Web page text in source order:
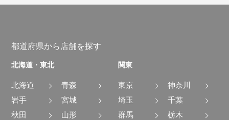
都道府県から店舗を探す
北海道・東北
北海道
青森
岩手
宮城
秋田
山形
関東
東京
神奈川
埼玉
千葉
群馬
栃木